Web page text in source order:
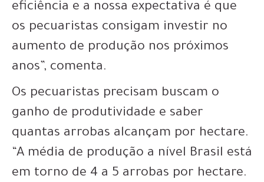
eficiência e a nossa expectativa é que
os pecuaristas consigam investir no
aumento de produção nos próximos
anos”, comenta.
Os pecuaristas precisam buscam o
ganho de produtividade e saber
quantas arrobas alcançam por hectare.
“A média de produção a nível Brasil está
em torno de 4 a 5 arrobas por hectare.